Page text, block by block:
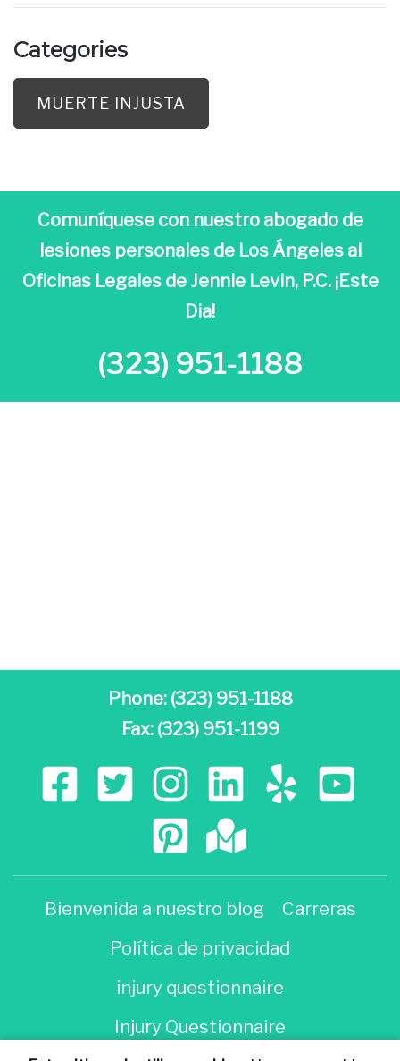
Categories
MUERTE INJUSTA
Comuníquese con nuestro abogado de
lesiones personales de Los Ángeles al
Oficinas Legales de Jennie Levin, P.C. ¡Este
Dia!
(323) 951-1188
Phone: (323) 951-1188
Fax: (323) 951-1199
Bienvenida a nuestro blog
Carreras
Política de privacidad
injury questionnaire
Injury Questionnaire